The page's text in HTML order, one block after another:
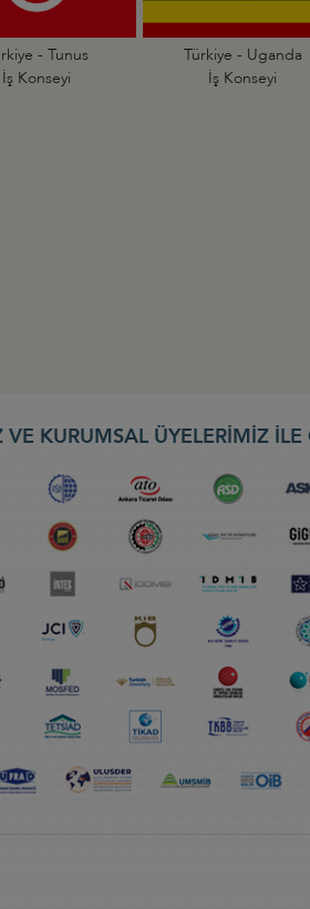
- Tunus
İş Konseyi
Türkiye - Uganda
İş Konseyi
KURUMSAL ÜYELERİMİZ